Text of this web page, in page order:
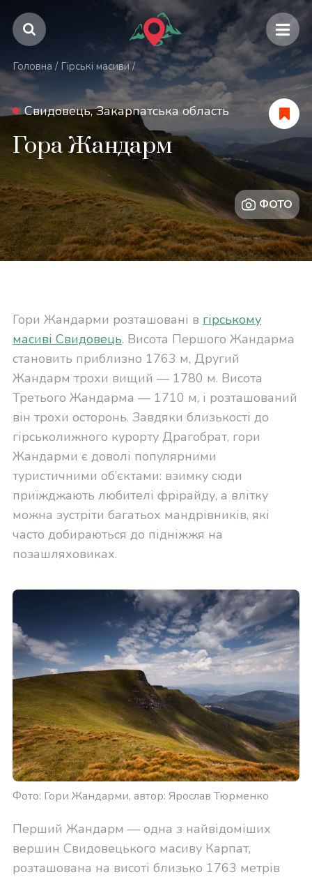
Головна / Гірські масиви /
Свидовець, Закарпатська область
Гора Жандарм
ФОТО
Гори Жандарми розташовані в гірському
масиві Свидовець. Висота Першого Жандарма
становить приблизно 1763 м, Другий
Жандарм трохи вищий — 1780 м. Висота
Третього Жандарма — 1710 м, і розташований
він трохи осторонь. Завдяки близькості до
гірськолижного курорту Драгобрат, гори
Жандарми є доволі популярними
туристичними об’єктами: взимку сюди
приїжджають любителі фрірайду, а влітку
можна зустріти багатьох мандрівників, які
часто добираються до підніжжя на
позашляховиках.
Фото: Гори Жандарми, автор: Ярослав Тюрменко
Перший Жандарм — одна з найвідоміших
вершин Свидовецького масиву Карпат,
розташована на висоті близько 1763 метрів